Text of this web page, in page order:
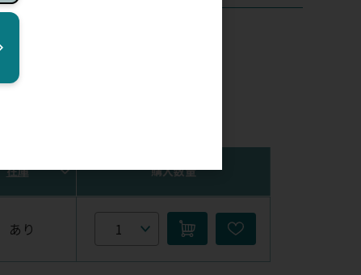
在庫 購入数量
あり